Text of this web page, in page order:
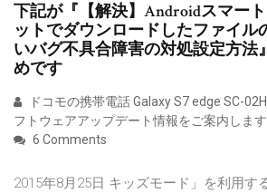
下記が『【解決】Androidスマー
ットでダウンロードしたファイル
いバグ不具合障害の対処設定方法
めです
ドコモの携帯電話 Galaxy S7 edge SC-
フトウェアアップデート情報をご案内します
6 Comments
2015年8月25日 キッズモード」を利用す